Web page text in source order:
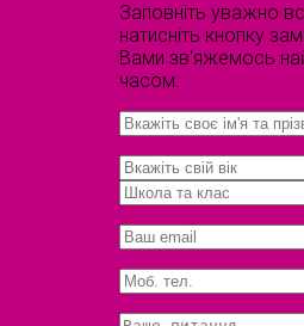
Заповніть уважно
натисніть кнопку
Вами зв'яжемось
часом.